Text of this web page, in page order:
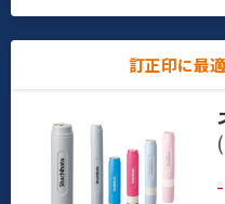
訂正印に最
(